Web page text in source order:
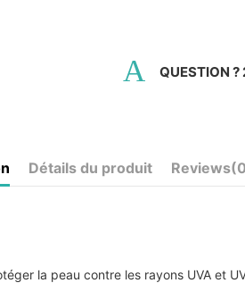
QUESTION ?
Détails du produit Reviews
la peau contre les rayons UVA et